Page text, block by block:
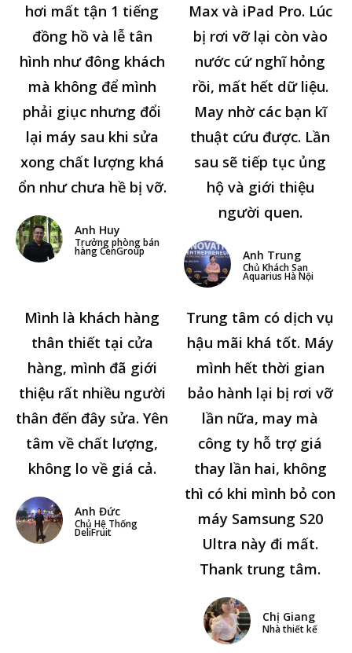
hơi mất tận 1 tiếng
đồng hồ và lễ tân
hình như đông khách
mà không để mình
phải giục nhưng đổi
lại máy sau khi sửa
xong chất lượng khá
ổn như chưa hề bị vỡ.
Anh Huy
Trưởng phòng bán
hàng CenGroup
Max và iPad Pro. Lúc
bị rơi vỡ lại còn vào
nước cứ nghĩ hỏng
rồi, mất hết dữ liệu.
May nhờ các bạn kĩ
thuật cứu được. Lần
sau sẽ tiếp tục ủng
hộ và giới thiệu
người quen.
Anh Trung
Chủ Khách Sạn
Aquarius Hà Nội
Mình là khách hàng
thân thiết tại cửa
hàng, mình đã giới
thiệu rất nhiều người
thân đến đây sửa. Yên
tâm về chất lượng,
không lo về giá cả.
Anh Đức
Chủ Hệ Thống
DeliFruit
Trung tâm có dịch vụ
hậu mãi khá tốt. Máy
mình hết thời gian
bảo hành lại bị rơi vỡ
lần nữa, may mà
công ty hỗ trợ giá
thay lần hai, không
thì có khi mình bỏ con
máy Samsung S20
Ultra này đi mất.
Thank trung tâm.
Chị Giang
Nhà thiết kế